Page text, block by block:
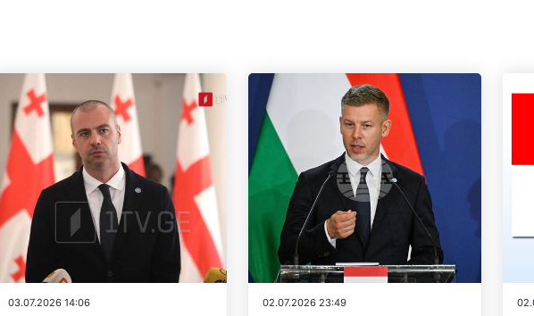
03.07.2026 14:06 02.07.2026 23:49